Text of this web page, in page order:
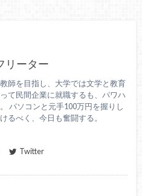
リーター
師を目指し、大学では文学と教育
て民間企業に就職するも、パワハ
パソコンと元手100万円を握りし
るべく、今日も奮闘する。
Twitter